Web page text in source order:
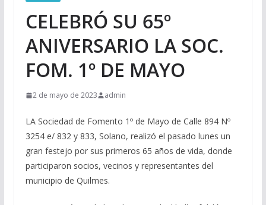
CELEBRÓ SU 65º
ANIVERSARIO LA SOC.
FOM. 1º DE MAYO
2 de mayo de 2023 admin
LA Sociedad de Fomento 1º de Mayo de Calle 894 Nº
3254 e/ 832 y 833, Solano, realizó el pasado lunes un
gran festejo por sus primeros 65 años de vida, donde
participaron socios, vecinos y representantes del
municipio de Quilmes.